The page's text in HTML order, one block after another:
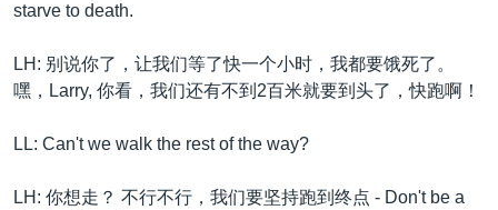
starve to death.
LH: 别说你了，让我们等了快一个小时，我都要饿死了。
嘿，Larry, 你看，我们还有不到2百米就要到头了，快跑啊！
LL: Can't we walk the rest of the way?
LH: 你想走？ 不行不行，我们要坚持跑到终点 - Don't be a